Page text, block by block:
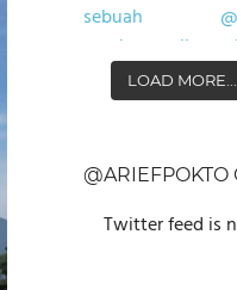
LOAD MORE...
@ARIEFPOKTO
Twitter feed is